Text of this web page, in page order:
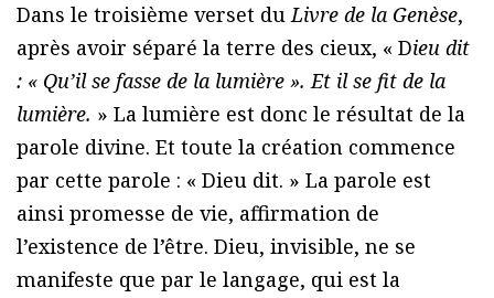
Dans le troisième verset duLivre de la Genèse,
après avoir séparé la terre des cieux, « Dieu dit
: « Qu’il se fasse de la lumière ». Et il se fit de la
lumière. » La lumière est donc le résultat de la
parole divine. Et toute la création commence
par cette parole : « Dieu dit. » La parole est
ainsi promesse de vie, affirmation de
l’existence de l’être. Dieu, invisible, ne se
manifeste que par le langage, qui est la